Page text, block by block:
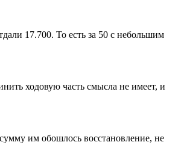
17.700. То есть за 50 с небольшим
ходовую часть смысла не имеет, и
им обошлось восстановление, не